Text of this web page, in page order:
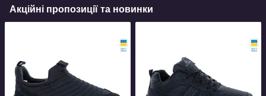
Акційні пропозиції та новинки